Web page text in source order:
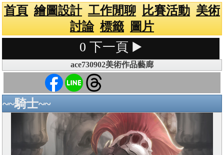
首頁 繪圖設計 工作閒聊 比賽活動 美術
討論 標籤 圖片
0 下一頁 ▶️
ace730902美術作品藝廊
~~騎士~~